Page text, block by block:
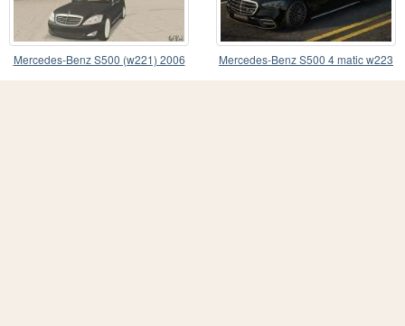
Mercedes-Benz S500 (w221) 2006
Mercedes-Benz S500 4 matic w223